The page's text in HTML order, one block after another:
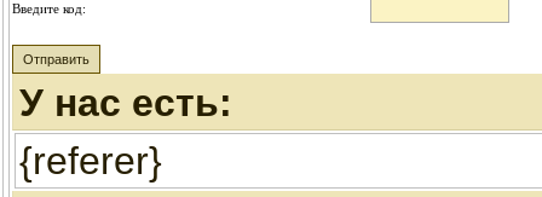
Введите код:
У нас есть:
{referer}